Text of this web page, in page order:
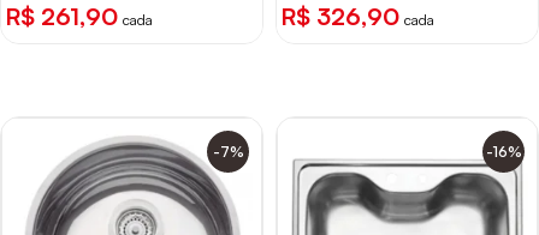
R$ 261,90 cada R$ 326,90 cada
-7% -16%